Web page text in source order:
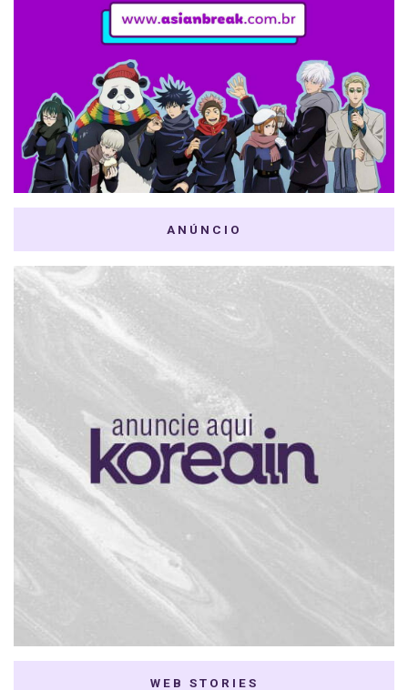
ANÚNCIO
WEB STORIES
7 K-dramas Enemies
Thai Dramas com